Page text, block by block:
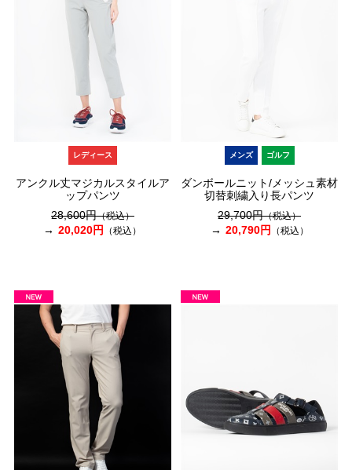
レディース
アンクル丈マジカルスタイルア
ップパンツ
28,600円（税込）
20,020円 （税込）
メンズ ゴルフ
ダンボールニット/メッシュ素材
切替刺繍入り長パンツ
29,700円（税込）
20,790円 （税込）